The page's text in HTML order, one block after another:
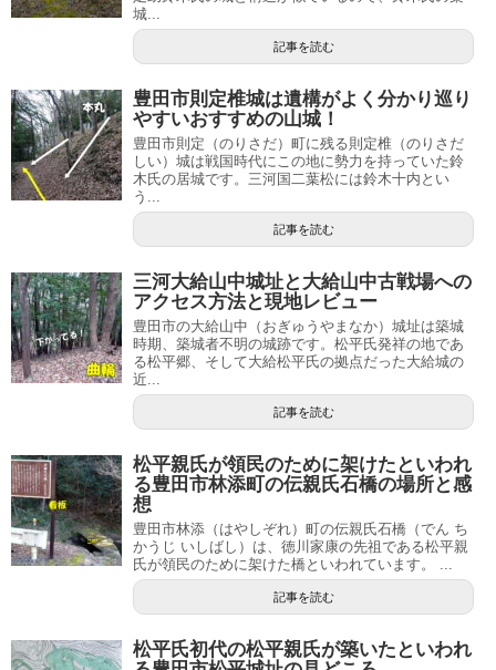
城...
記事を読む
豊田市則定椎城は遺構がよく分かり巡り
やすいおすすめの山城！
豊田市則定（のりさだ）町に残る則定椎（のりさだ
しい）城は戦国時代にこの地に勢力を持っていた鈴
木氏の居城です。三河国二葉松には鈴木十内とい
う...
記事を読む
三河大給山中城址と大給山中古戦場への
アクセス方法と現地レビュー
豊田市の大給山中（おぎゅうやまなか）城址は築城
時期、築城者不明の城跡です。松平氏発祥の地であ
る松平郷、そして大給松平氏の拠点だった大給城の
近...
記事を読む
松平親氏が領民のために架けたといわれ
る豊田市林添町の伝親氏石橋の場所と感
想
豊田市林添（はやしぞれ）町の伝親氏石橋（でん ち
かうじ いしばし）は、徳川家康の先祖である松平親
氏が領民のために架けた橋といわれています。 ...
記事を読む
松平氏初代の松平親氏が築いたといわれ